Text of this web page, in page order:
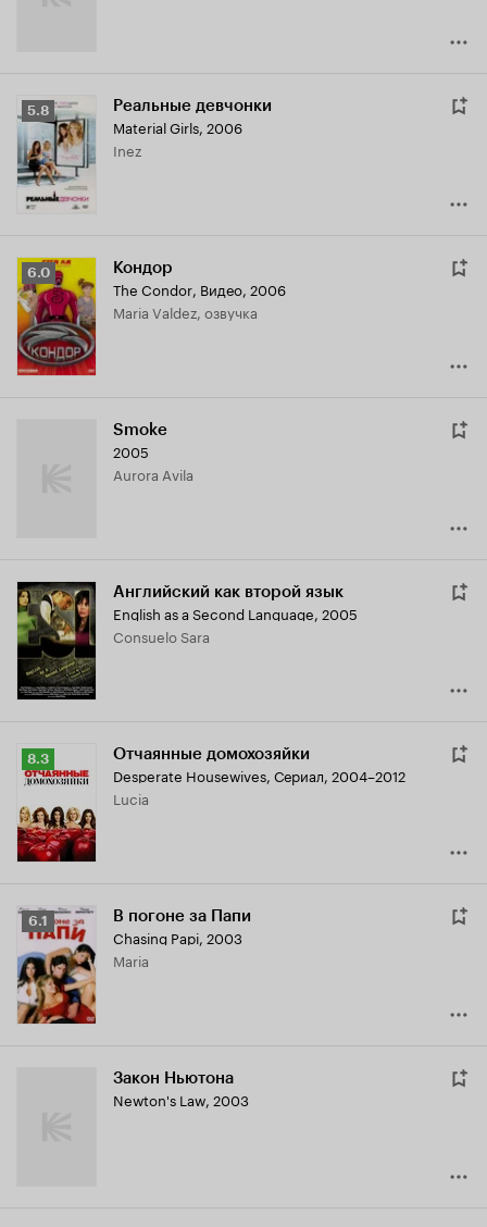
Рейтинг
Кинопоиска
5.8
5.8 Реальные девчонки
Material Girls, 2006
Inez
Рейтинг
Кинопоиска
6.0
6.0 Кондор
The Condor, Видео, 2006
Maria Valdez, озвучка
Smoke
2005
Aurora Avila
Английский как второй язык
English as a Second Language, 2005
Consuelo Sara
Рейтинг
Кинопоиска
8.3 Отчаянные домохозяйки
Desperate Housewives, Сериал, 2004–2012
Lucia
Рейтинг
Кинопоиска
6.1
6.1 В погоне за Папи
Chasing Papi, 2003
Maria
Закон Ньютона
Newton's Law, 2003